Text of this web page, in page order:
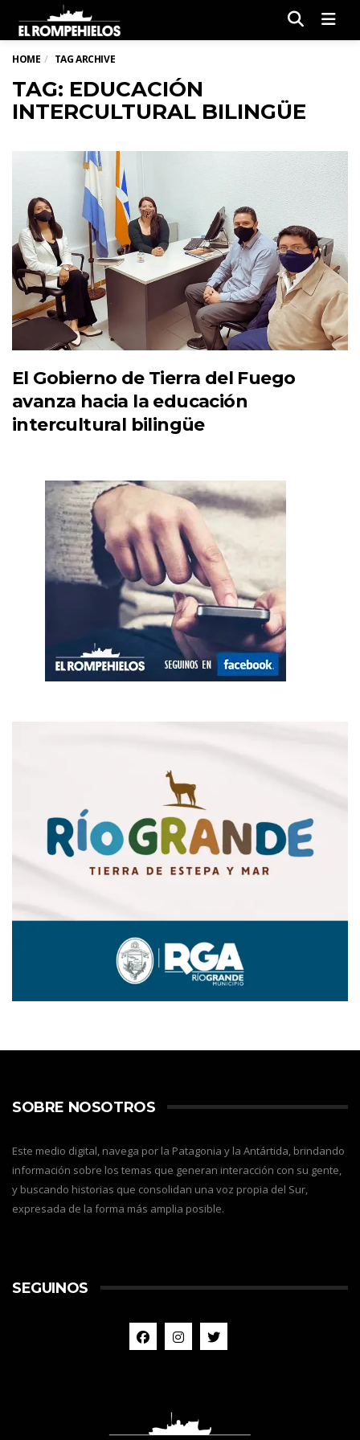
HOME TAG ARCHIVE
TAG: EDUCACIÓN
INTERCULTURAL BILINGÜE
El Gobierno de Tierra del Fuego
avanza hacia la educación
intercultural bilingüe
SOBRE NOSOTROS
Este medio digital, navega por la Patagonia y la Antártida, brindando
información sobre los temas que generan interacción con su gente,
y buscando historias que consolidan una voz propia del Sur,
expresada de la forma más amplia posible.
SEGUINOS